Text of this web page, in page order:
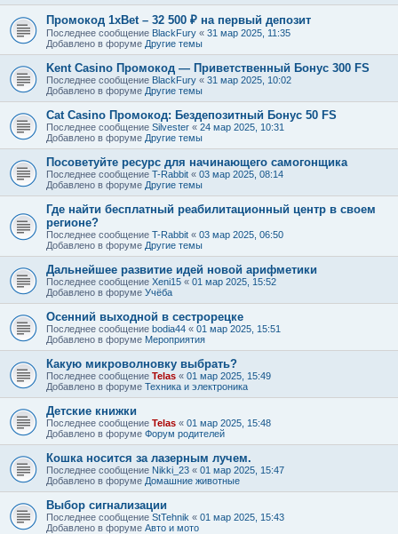
Промокод 1xBet – 32 500 ₽ на первый депозит
Последнее сообщение BlackFury « 31 мар 2025, 11:35
Добавлено в форуме Другие темы
Kent Casino Промокод — Приветственный Бонус 300 FS
Последнее сообщение BlackFury « 31 мар 2025, 10:02
Добавлено в форуме Другие темы
Cat Casino Промокод: Бездепозитный Бонус 50 FS
Последнее сообщение Silvester « 24 мар 2025, 10:31
Добавлено в форуме Другие темы
Посоветуйте ресурс для начинающего самогонщика
Последнее сообщение T-Rabbit « 03 мар 2025, 08:14
Добавлено в форуме Другие темы
Где найти бесплатный реабилитационный центр в своем
регионе?
Последнее сообщение T-Rabbit « 03 мар 2025, 06:50
Добавлено в форуме Другие темы
Дальнейшее развитие идей новой арифметики
Последнее сообщение Xeni15 « 01 мар 2025, 15:52
Добавлено в форуме Учёба
Осенний выходной в сестрорецке
Последнее сообщение bodia44 « 01 мар 2025, 15:51
Добавлено в форуме Мероприятия
Какую микроволновку выбрать?
Последнее сообщение Telas « 01 мар 2025, 15:49
Добавлено в форуме Техника и электроника
Детские книжки
Последнее сообщение Telas « 01 мар 2025, 15:48
Добавлено в форуме Форум родителей
Кошка носится за лазерным лучем.
Последнее сообщение Nikki_23 « 01 мар 2025, 15:47
Добавлено в форуме Домашние животные
Выбор сигнализации
Последнее сообщение StTehnik « 01 мар 2025, 15:43
Добавлено в форуме Авто и мото